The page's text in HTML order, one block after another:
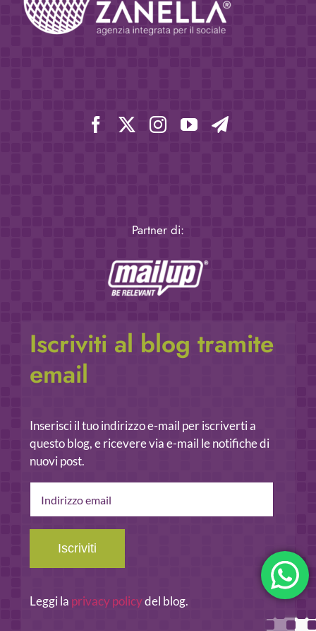
Partner di:
Iscriviti al blog tramite
email
Inserisci il tuo indirizzo e-mail per iscriverti a
questo blog, e ricevere via e-mail le notifiche di
nuovi post.
email
Iscriviti
Leggi la privacy policydel blog.